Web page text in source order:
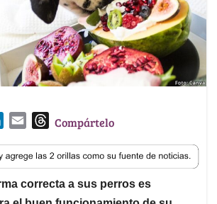
n
k
e
a
i
l
T
r
e
a
Compártelo
correcta a sus perros es